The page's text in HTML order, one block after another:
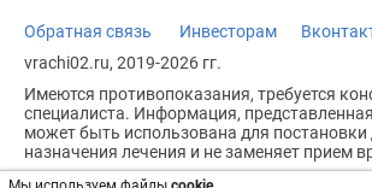
Обратная связь Инвесторам
vrachi02.ru, 2019-2026 гг.
Имеются противопоказания, требуется
специалиста. Информация,
может быть использована для постановки
назначения лечения и не заменяет прием
Возрастное ограничение: 18+